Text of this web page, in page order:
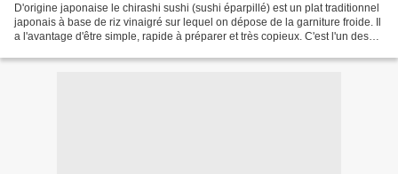
D'origine japonaise le chirashi sushi (sushi éparpillé) est un plat traditionnel
japonais à base de riz vinaigré sur lequel on dépose de la garniture froide. Il
a l'avantage d'être simple, rapide à préparer et très copieux. C'est l'un des